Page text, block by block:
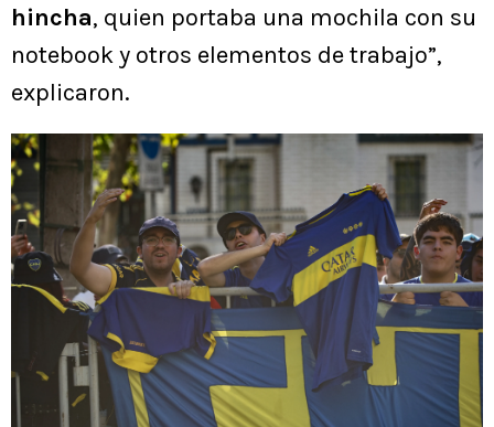
hincha, quien portaba una mochila con su
notebook y otros elementos de trabajo”,
explicaron.